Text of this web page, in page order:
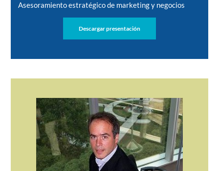
Asesoramiento estratégico de marketing y negocios
Descargar presentación